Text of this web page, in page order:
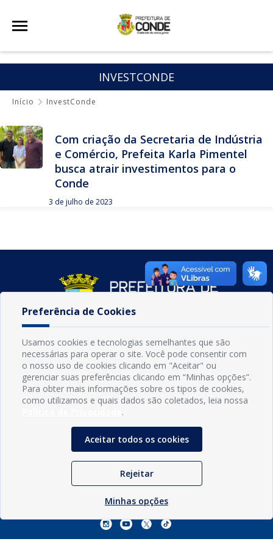
INVESTCONDE
Início InvestConde
Com criação da Secretaria de Indústria
e Comércio, Prefeita Karla Pimentel
busca atrair investimentos para o
Conde
3 de julho de 2023
INFORMAÇÕES
Município de Conde - PB
(83) 3618-0548
Exp: Segunda a sexta, das 8h às 14h.
© Prefeitura Municipal do Conde | Desenvolvido por
Preferência de Cookies
Usamos cookies e tecnologias semelhantes que são
necessárias para operar o site. Você pode consentir com
o nosso uso de cookies clicando em "Aceitar" ou
gerenciar suas preferências clicando em “Minhas opções”.
Para obter mais informações sobre os tipos de cookies,
como utilizamos e quais dados são coletados, leia nossa
.
Aceitar todos os cookies
Rejeitar
Minhas opções